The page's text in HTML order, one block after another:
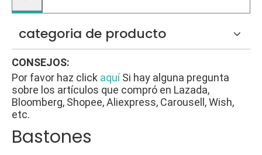
categoria de producto
CONSEJOS:
Por favor haz click aquí Si hay alguna pregunta
sobre los artículos que compró en Lazada,
Bloomberg, Shopee, Aliexpress, Carousell, Wish,
etc.
Bastones